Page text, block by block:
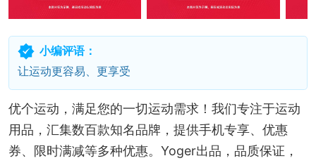
小编评语：
让运动更容易、更享受
优个运动，满足您的一切运动需求！我们专注于运动
用品，汇集数百款知名品牌，提供手机专享、优惠
券、限时满减等多种优惠。Yoger出品，品质保证，